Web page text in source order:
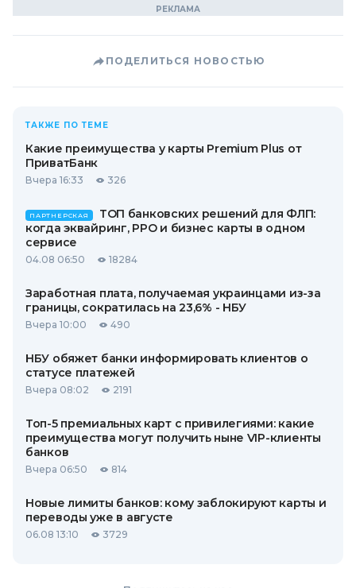
ПОДЕЛИТЬСЯ НОВОСТЬЮ
ТАКЖЕ ПО ТЕМЕ
Какие преимущества у карты Premium Plus от
ПриватБанк
Вчера 16:33 326
ПАРТНЕРСКАЯ
ТОП банковских решений для ФЛП:
когда эквайринг, РРО и бизнес карты в одном
сервисе
04.08 06:50 18284
Заработная плата, получаемая украинцами из-за
границы, сократилась на 23,6% - НБУ
Вчера 10:00 490
НБУ обяжет банки информировать клиентов о
статусе платежей
Вчера 08:02 2191
Топ-5 премиальных карт с привилегиями: какие
преимущества могут получить ныне VIP-клиенты
банков
Вчера 06:50 814
Новые лимиты банков: кому заблокируют карты и
переводы уже в августе
06.08 13:10 3729